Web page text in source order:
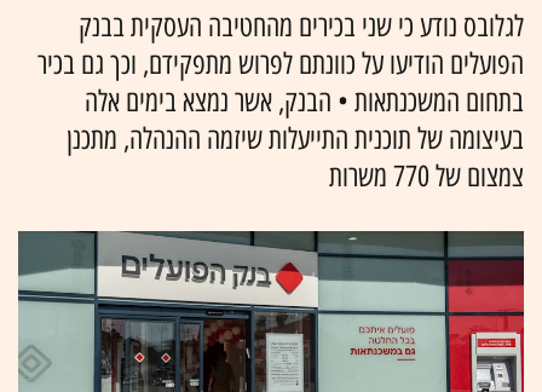
לגלובס נודע כי שני בכירים מהחטיבה העסקית בבנק
הפועלים הודיעו על כוונתם לפרוש מתפקידם, וכך גם בכיר
בתחום המשכנתאות • הבנק, אשר נמצא בימים אלה
בעיצומה של תוכנית התייעלות שיזמה ההנהלה, מתכנן
צמצום של 770 משרות